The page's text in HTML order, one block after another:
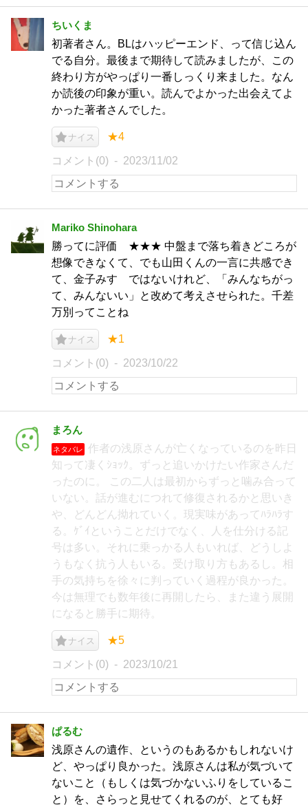
ちいくま
初著者さん。BLはハッピーエンド、って信じ込ん
でる自分。最後まで期待して読みましたが、この
終わり方がやっぱり一番しっくり来ました。なん
か読後の印象が重い。読んでよかった出会えてよ
かった著者さんでした。
ナイス ★4
コメント(0) 2023/11/02
Mariko Shinohara
勝ってに評価 ★★★ 中盤まで落ち着きどころが
想像できなくて、でも山田くんの一言に共感でき
て、金子みすゞではないけれど、「みんなちがっ
て、みんないい」と改めて考えさせられた。千差
万別ってことね
ナイス ★1
コメント(0) 2023/10/22
まろん
ネタバレ
作者の浅原さんが亡くなっているのを昨日
知って凄くｼｮｯｸ。ずっと追いかけたい作家さんだ
ったのに。 この二人は最初からずっと噛み合って
いない。話が進むにつれて修復されるかと思いき
や、どんどん拗れていく。現実味があってﾊﾗﾊﾗす
る。ｹﾞｲということだけでなく、人を仕分ける記
号は多い。それに乗っかる人もいれば、どうしよ
うもなく抗う人もいる。受け取り方もあるし。相
手の気持ちを徐々に判っていく過程が良かった。
今は無理でも数年後に再開したら、また違う展開
になると勝手に期待。
ナイス ★5
コメント(0) 2023/10/21
ぱるむ
浅原さんの遺作、というのもあるかもしれないけ
ど、やっぱり良かった。浅原さんは私が気づいて
ないこと（もしくは気づかないふりをしているこ
と）を、さらっと見せてくれるのが、とても好